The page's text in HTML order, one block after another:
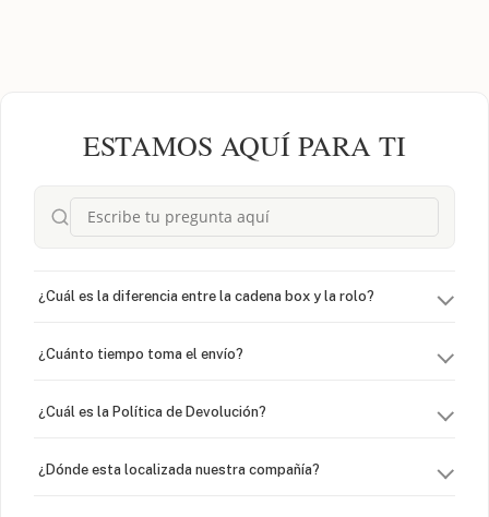
ESTAMOS AQUÍ PARA TI
¿Cuál es la diferencia entre la cadena box y la rolo?
¿Cuánto tiempo toma el envío?
¿Cuál es la Política de Devolución?
¿Dónde esta localizada nuestra compañía?